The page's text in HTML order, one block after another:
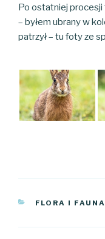
Po ostatniej
– byłem ubrany w
patrzył – tu foty ze
KATEGORIE
FLORA I FAUNA